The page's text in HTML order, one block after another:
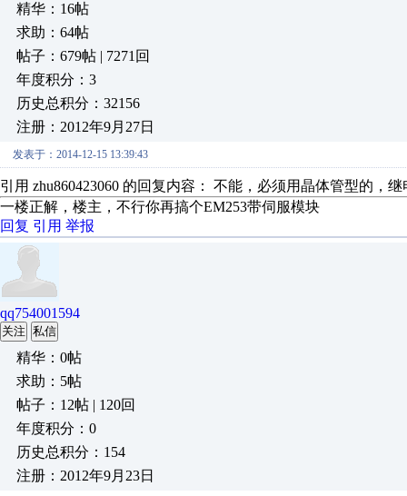
精华：16帖
求助：64帖
帖子：679帖 | 7271回
年度积分：3
历史总积分：32156
注册：2012年9月27日
发表于：2014-12-15 13:39:43
引用 zhu860423060 的回复内容： 不能，必须用晶体管型的，
一楼正解，楼主，不行你再搞个EM253带伺服模块
回复 引用 举报
qq754001594
关注 私信
精华：0帖
求助：5帖
帖子：12帖 | 120回
年度积分：0
历史总积分：154
注册：2012年9月23日